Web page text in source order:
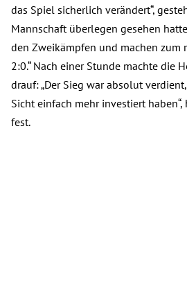
das Spiel sicherlich verändert“,
Mannschaft überlegen gesehen
den Zweikämpfen und machen zum
2:0.“ Nach einer Stunde machte die
drauf: „Der Sieg war absolut
Sicht einfach mehr investiert
fest.